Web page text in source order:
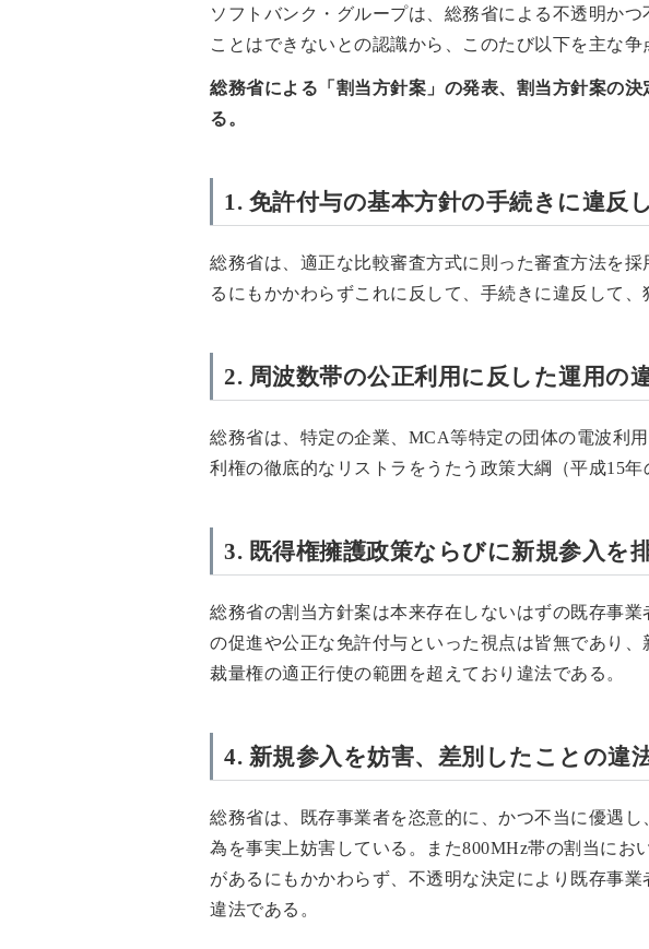
ソフトバンク・グループは、総務省による不透明か
ことはできないとの認識から、このたび以下を主な争
総務省による「割当方針案」の発表、割当方針案の
る。
1. 免許付与の基本方針の手続きに違反
総務省は、適正な比較審査方式に則った審査方法を
るにもかかわらずこれに反して、手続きに違反して、
2. 周波数帯の公正利用に反した運用の
総務省は、特定の企業、MCA等特定の団体の電波利
利権の徹底的なリストラをうたう政策大綱（平成15
3. 既得権擁護政策ならびに新規参入を
総務省の割当方針案は本来存在しないはずの既存事
の促進や公正な免許付与といった視点は皆無であり
裁量権の適正行使の範囲を超えており違法である。
4. 新規参入を妨害、差別したことの違
総務省は、既存事業者を恣意的に、かつ不当に優遇
為を事実上妨害している。また800MHz帯の割当に
があるにもかかわらず、不透明な決定により既存事
違法である。